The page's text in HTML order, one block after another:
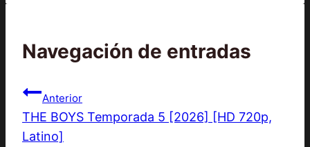
Navegación de entradas
Anterior
THE BOYS Temporada 5 [2026] [HD 720p,
Latino]